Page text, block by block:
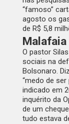
“famoso”
agosto os
de R$ 5,8
O pastor
sociais na
Bolsonaro.
“medo de
indicado em
inquérito da
de um
tudo estava